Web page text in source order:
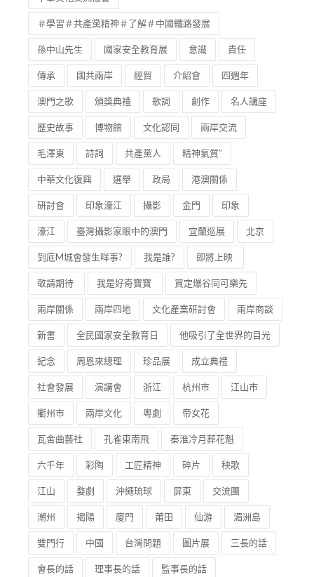
歷史故事 博物館 文化認同 兩岸交流
毛澤東 共產黨人 精神氣質”
中華文化復興 港澳關係
研討會 印象濠江 攝影 金門 印象
濠江 臺灣攝影家眼中的澳門 宜蘭巡展
到底M城會發生咩事? 我是誰? 即將上映
敬請期待 我是好奇寶寶 買定爆谷同可樂先
兩岸關係 兩岸四地 文化產業研討會 兩岸商談
新書 全民國家安全教育日 他吸引了全世界的目光
紀念 周恩來總理 珍品展 成立典禮
社會發展 演講會 浙江 杭州市 江山市
衢州市 兩岸文化 粵劇 帝女花
瓦舍曲藝社 孔雀東南飛 秦淮冷月葬花魁
六千年 彩陶 工匠精神 碎片 秧歌
江山 沖繩琉球 屏東 交流團
潮州 揭陽 廈門 莆田 仙游
雙門行 台灣問題 圖片展 三長的話
會長的話 理事長的話 監事長的話
2019澳門文化產業論壇 文創 美食
文化產業 創意 跨界融合 餐飲管理
酒店管理 免費 2019年 創新素養 學生
培訓計劃 培訓 計劃 短視頻